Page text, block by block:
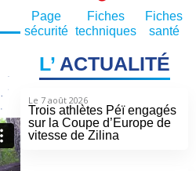
Page
sécurité
Fiches
techniques
Fiches
santé
L’ACTUALITÉ
Le 7 août 2026
Trois athlètes Péï engagés
sur la Coupe d’Europe de
vitesse de Zilina